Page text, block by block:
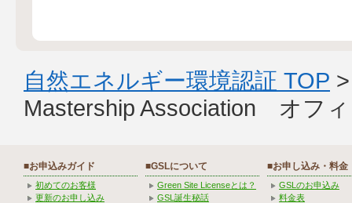
自然エネルギー環境認証 TOP
Mastership Association オフ
■お申込みガイド
初めてのお客様
更新のお申し込み
■GSLについて
Green Site Licenseとは？
GSL誕生秘話
■お申し込み・料金
GSLのお申込み
料金表